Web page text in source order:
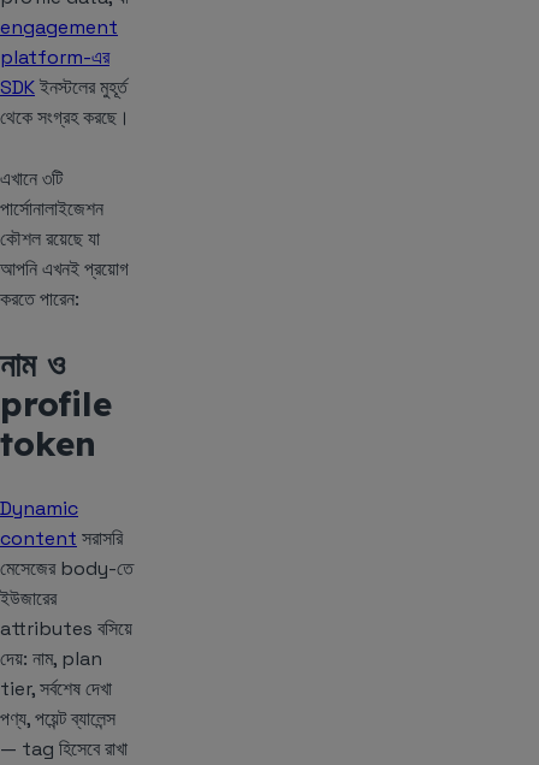
engagement
platform-এর
SDKইনস্টলের মুহূর্ত
থেকে সংগ্রহ করছে।
এখানে ৩টি
পার্সোনালাইজেশন
কৌশল রয়েছে যা
আপনি এখনই প্রয়োগ
করতে পারেন:
নাম ও
profile
token
Dynamic
content সরাসরি
মেসেজের body-তে
ইউজারের
attributes বসিয়ে
দেয়: নাম, plan
tier, সর্বশেষ দেখা
পণ্য, পয়েন্ট ব্যালেন্স
— tag হিসেবে রাখা